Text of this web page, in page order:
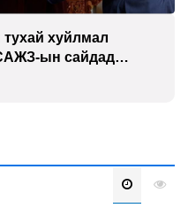
Д.Нацагдоржийн
зориулсан наадамд